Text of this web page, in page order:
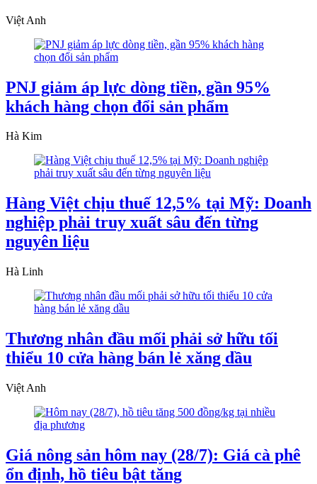
Việt Anh
PNJ giảm áp lực dòng tiền, gần 95%
khách hàng chọn đổi sản phẩm
Hà Kim
Hàng Việt chịu thuế 12,5% tại Mỹ: Doanh
nghiệp phải truy xuất sâu đến từng
nguyên liệu
Hà Linh
Thương nhân đầu mối phải sở hữu tối
thiểu 10 cửa hàng bán lẻ xăng dầu
Việt Anh
Giá nông sản hôm nay (28/7): Giá cà phê
ổn định, hồ tiêu bật tăng